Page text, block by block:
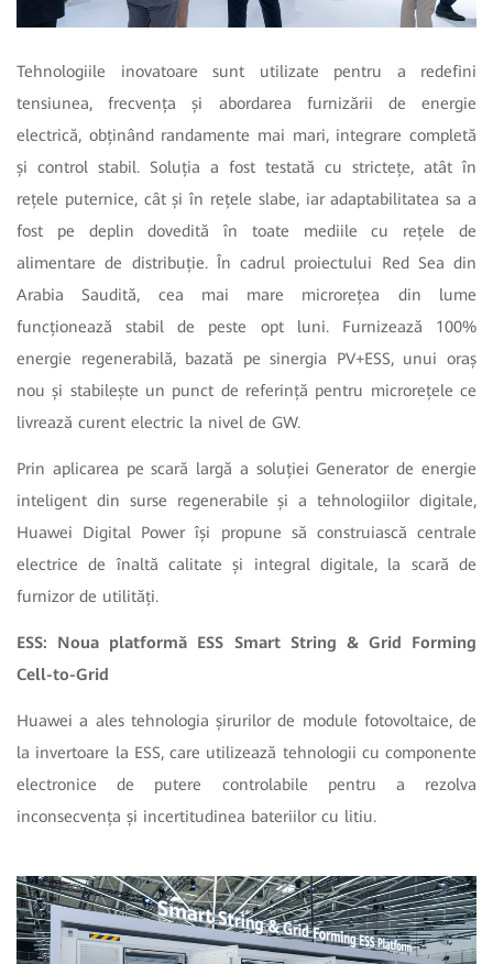
Tehnologiile inovatoare sunt utilizate pentru a redefini
tensiunea, frecvența și abordarea furnizării de energie
electrică, obținând randamente mai mari, integrare completă
și control stabil. Soluția a fost testată cu strictețe, atât în
rețele puternice, cât și în rețele slabe, iar adaptabilitatea sa a
fost pe deplin dovedită în toate mediile cu rețele de
alimentare de distribuție. În cadrul proiectului Red Sea din
Arabia Saudită,
cea mai mare microrețea din lume
funcționează stabil de peste opt luni. Furnizează 100%
energie regenerabilă, bazată pe sinergia PV+ESS, unui oraș
nou și stabilește un punct de referință pentru microrețele ce
livrează curent electric la nivel de GW.
Prin aplicarea pe scară largă a soluției Generator de energie
inteligent din surse regenerabile și a tehnologiilor digitale,
Huawei Digital Power își propune să construiască centrale
electrice de înaltă calitate și integral digitale, la scară de
furnizor de utilități.
ESS: Noua platformă ESS Smart String & Grid Forming
Cell-to-Grid
Huawei a ales tehnologia șirurilor de module fotovoltaice, de
la invertoare la ESS, care utilizează tehnologii cu componente
electronice de putere controlabile pentru a rezolva
inconsecvența și incertitudinea bateriilor cu litiu.